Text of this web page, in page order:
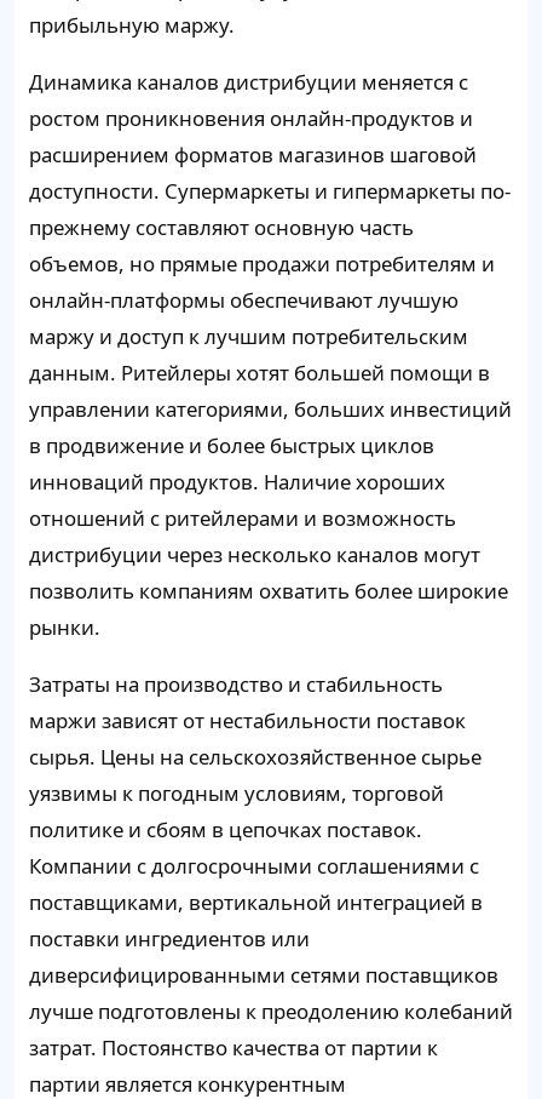
прибыльную маржу.
Динамика каналов дистрибуции меняется с
ростом проникновения онлайн-продуктов и
расширением форматов магазинов шаговой
доступности. Супермаркеты и гипермаркеты по-
прежнему составляют основную часть
объемов, но прямые продажи потребителям и
онлайн-платформы обеспечивают лучшую
маржу и доступ к лучшим потребительским
данным. Ритейлеры хотят большей помощи в
управлении категориями, больших инвестиций
в продвижение и более быстрых циклов
инноваций продуктов. Наличие хороших
отношений с ритейлерами и возможность
дистрибуции через несколько каналов могут
позволить компаниям охватить более широкие
рынки.
Затраты на производство и стабильность
маржи зависят от нестабильности поставок
сырья. Цены на сельскохозяйственное сырье
уязвимы к погодным условиям, торговой
политике и сбоям в цепочках поставок.
Компании с долгосрочными соглашениями с
поставщиками, вертикальной интеграцией в
поставки ингредиентов или
диверсифицированными сетями поставщиков
лучше подготовлены к преодолению колебаний
затрат. Постоянство качества от партии к
партии является конкурентным